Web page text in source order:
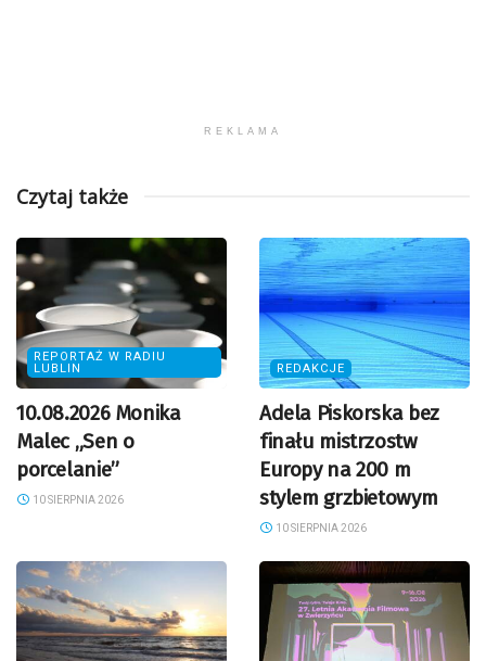
REKLAMA
Czytaj także
REPORTAŻ W RADIU
LUBLIN
10.08.2026 Monika
Malec „Sen o
porcelanie”
10 SIERPNIA 2026
REDAKCJE
Adela Piskorska bez
finału mistrzostw
Europy na 200 m
stylem grzbietowym
10 SIERPNIA 2026